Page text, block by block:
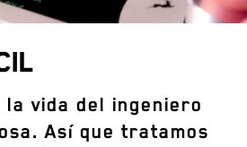
la vida del ingeniero
Así que tratamos